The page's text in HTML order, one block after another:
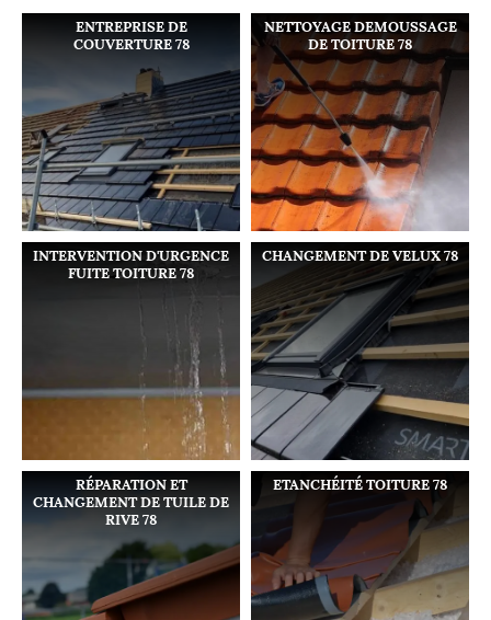
ENTREPRISE DE
COUVERTURE 78
NETTOYAGE DEMOUSSAGE
DE TOITURE 78
INTERVENTION D'URGENCE
FUITE TOITURE 78
CHANGEMENT DE VELUX 78
RÉPARATION ET
CHANGEMENT DE TUILE DE
RIVE 78
ETANCHÉITÉ TOITURE 78